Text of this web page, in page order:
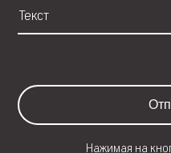
Нажимая на